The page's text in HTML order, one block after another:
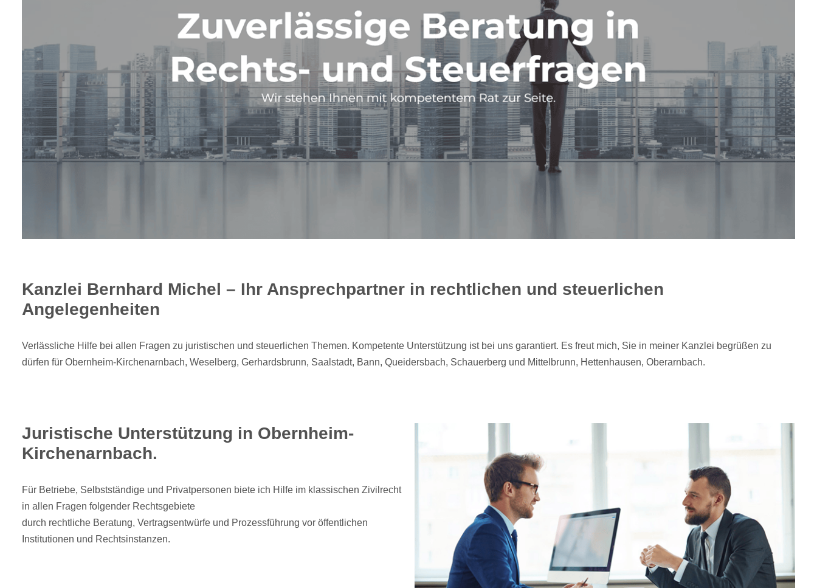
Kanzlei Bernhard Michel – Ihr Ansprechpartner in rechtlichen und steuerlichen
Angelegenheiten
Verlässliche Hilfe bei allen Fragen zu juristischen und steuerlichen Themen. Kompetente Unterstützung ist bei uns garantiert. Es freut mich, Sie in meiner Kanzlei begrüßen zu
dürfen für Obernheim-Kirchenarnbach, Weselberg, Gerhardsbrunn, Saalstadt, Bann, Queidersbach, Schauerberg und Mittelbrunn, Hettenhausen, Oberarnbach.
Juristische Unterstützung in Obernheim-
Kirchenarnbach.
Für Betriebe, Selbstständige und Privatpersonen biete ich Hilfe im klassischen Zivilrecht
in allen Fragen folgender Rechtsgebiete
durch rechtliche Beratung, Vertragsentwürfe und Prozessführung vor öffentlichen
Institutionen und Rechtsinstanzen.